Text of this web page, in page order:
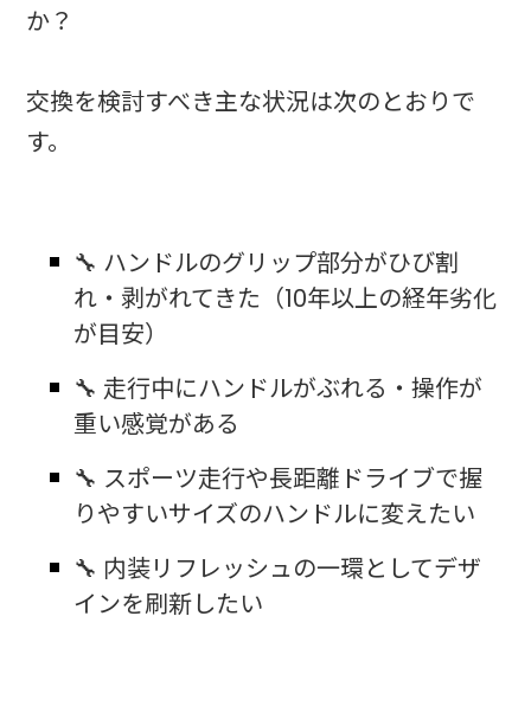
か？
交換を検討すべき主な状況は次のとおりで
す。
🔧 ハンドルのグリップ部分がひび割
れ・剥がれてきた（10年以上の経年劣化
が目安）
🔧 走行中にハンドルがぶれる・操作が
重い感覚がある
🔧 スポーツ走行や長距離ドライブで握
りやすいサイズのハンドルに変えたい
🔧 内装リフレッシュの一環としてデザ
インを刷新したい